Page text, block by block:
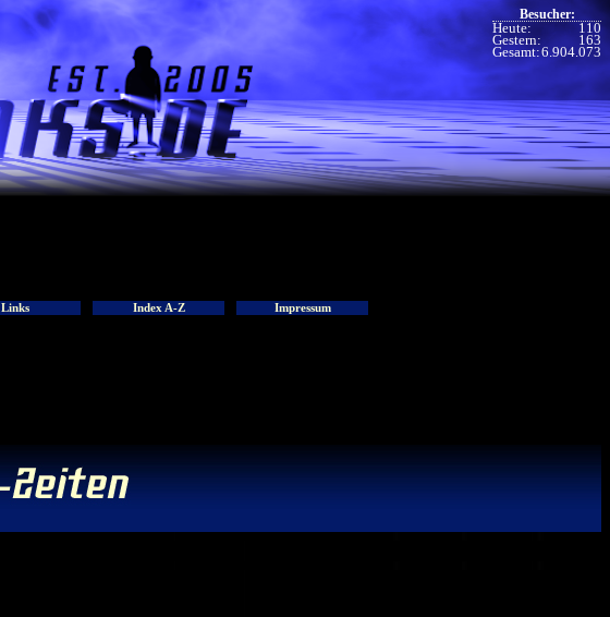
Besucher:
Heute: 110
Gestern: 163
Gesamt:6.904.073
Links Index A-Z Impressum